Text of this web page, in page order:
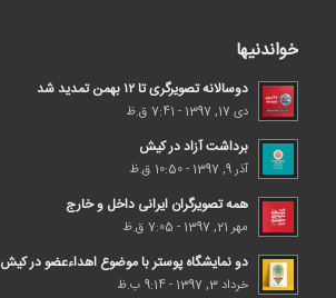
خواندنیها
دوسالانه تصویرگری تا ۱۲ بهمن تمدید شد
دی 17, 1397 - 7:41 ق.ظ
برداشت آزاد در کیش
آذر 9, 1397 - 10:50 ق.ظ
همه تصویرگران ایرانی داخل و خارج
مهر 21, 1397 - 7:05 ق.ظ
دو نمایشگاه پوستر با موضوع اهداء‌عضو در کیش
خرداد 3, 1397 - 9:14 ب.ظ